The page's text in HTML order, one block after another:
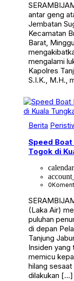
antar geng
Jembatan
Kecamatan
Barat,
mengalami
Kapolres
S.I.K., M.H.,
Berita
Speed Boat
Togok di
0
(Laka Air)
puluhan
di depan
Tanjung
Insiden yang
memicu
hilang
dilakukan […]